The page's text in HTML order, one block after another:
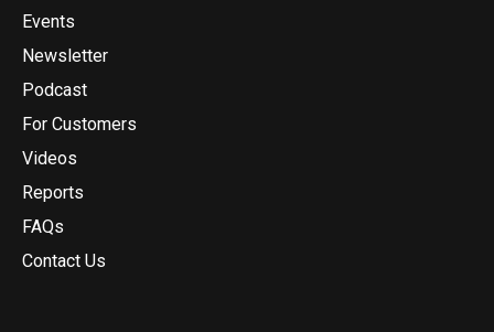
Events
Newsletter
Podcast
For Customers
Videos
Reports
FAQs
Contact Us